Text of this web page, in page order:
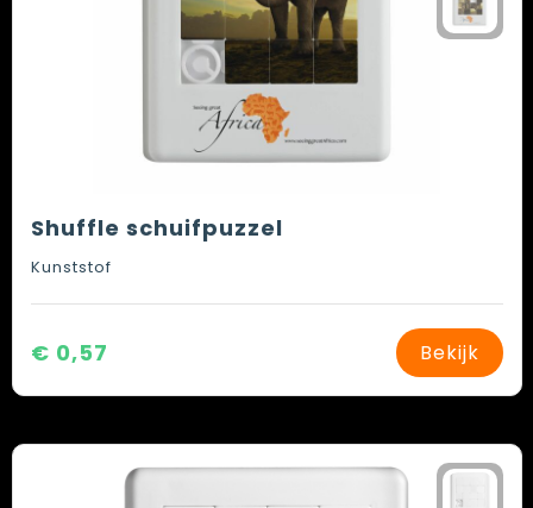
Shuffle schuifpuzzel
Kunststof
€ 0,57 Bekijk